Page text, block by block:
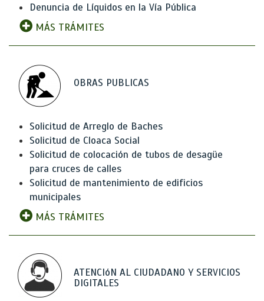
Denuncia de Líquidos en la Vía Pública
MÁS TRÁMITES
OBRAS PUBLICAS
Solicitud de Arreglo de Baches
Solicitud de Cloaca Social
Solicitud de colocación de tubos de desagüe
para cruces de calles
Solicitud de mantenimiento de edificios
municipales
MÁS TRÁMITES
ATENCIóN AL CIUDADANO Y SERVICIOS
DIGITALES